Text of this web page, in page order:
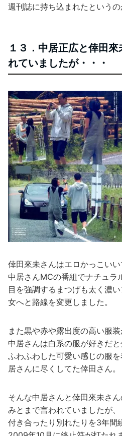
週刊誌に持ち込まれたというの
１３．中居正広と倖田
れていましたが・・・
倖田來未さんはエロかっこいい
中居さんMCの番組でナチュラ
目を強調するまつげも太く濃
女へと路線を変更しました。
また黒や赤や露出度の高い服装
中居さんは白系の服が好きだと
ふわふわした可愛い感じの服
居さんに尽くしてた倖田さん。
そんな中居さんと倖田來未さ
みとまで言われていましたが、
付き合ったり別れたりを3年間